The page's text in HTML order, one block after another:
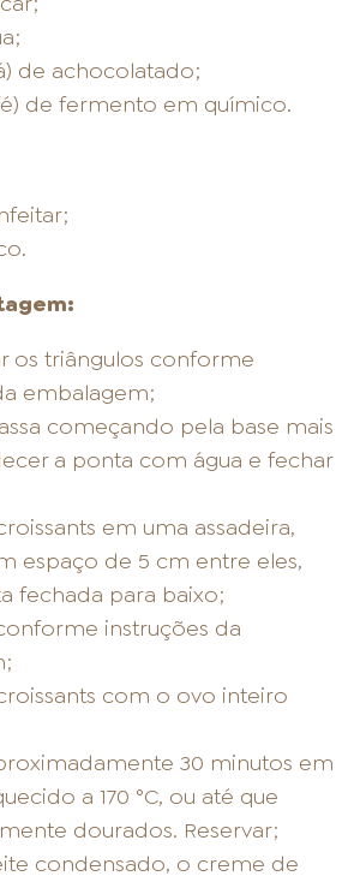
de achocolatado;
de fermento em químico.
os triângulos conforme
embalagem;
começando pela base mais
a ponta com água e fechar
em uma assadeira,
espaço de 5 cm entre eles,
fechada para baixo;
instruções da
com o ovo inteiro
30 minutos em
a 170 °C, ou até que
dourados. Reservar;
condensado, o creme de